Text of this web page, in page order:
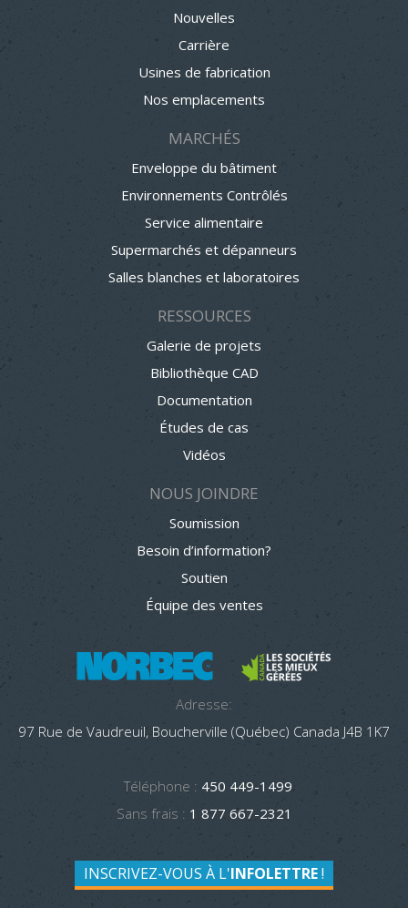
Nouvelles
Carrière
Usines de fabrication
Nos emplacements
MARCHÉS
Enveloppe du bâtiment
Environnements Contrôlés
Service alimentaire
Supermarchés et dépanneurs
Salles blanches et laboratoires
RESSOURCES
Galerie de projets
Bibliothèque CAD
Documentation
Études de cas
Vidéos
NOUS JOINDRE
Soumission
Besoin d’information?
Soutien
Équipe des ventes
Adresse:
97 Rue de Vaudreuil, Boucherville (Québec) Canada J4B 1K7
Téléphone : 450 449-1499
Sans frais : 1 877 667-2321
INSCRIVEZ-VOUS À L'INFOLETTRE!